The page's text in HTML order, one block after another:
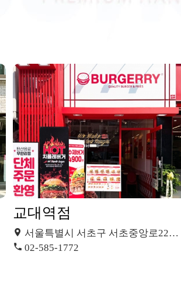
교대역점
서울특별시 서초구 서초중앙로22길 25 1층
02-585-1772